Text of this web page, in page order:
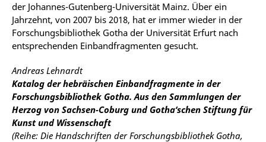
der Johannes-Gutenberg-Universität Mainz. Über ein
Jahrzehnt, von 2007 bis 2018, hat er immer wieder in der
Forschungsbibliothek Gotha der Universität Erfurt nach
entsprechenden Einbandfragmenten gesucht.
Andreas Lehnardt
Katalog der hebräischen Einbandfragmente in der
Forschungsbibliothek Gotha. Aus den Sammlungen der
Herzog von Sachsen-Coburg und Gotha‘schen Stiftung für
Kunst und Wissenschaft
(Reihe: Die Handschriften der Forschungsbibliothek Gotha,